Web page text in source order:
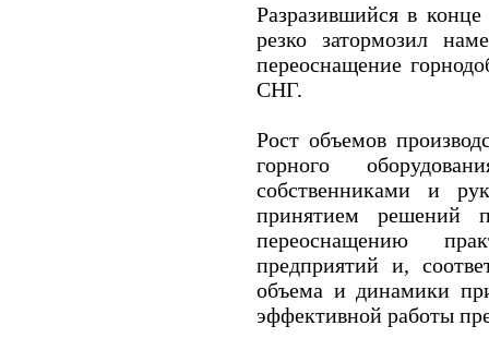
Разразившийся в
резко затормозил
переоснащение
СНГ.
Рост объемов
горного
собственниками и
принятием решений
переоснащению
предприятий и,
объема и динамики
эффективной работы